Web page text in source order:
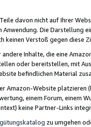
davon nicht auf Ihrer
Anwendung. Die Darstellung
keinen Verstoß gegen diese
andere Inhalte, die eine
oder bereitstellen, mit
befindlichen Material
Amazon-Website
einem Forum, einem
keine Partner-Links
zu umgehen